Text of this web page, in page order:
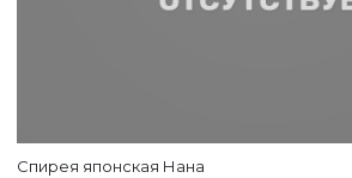
Спирея японская Нана